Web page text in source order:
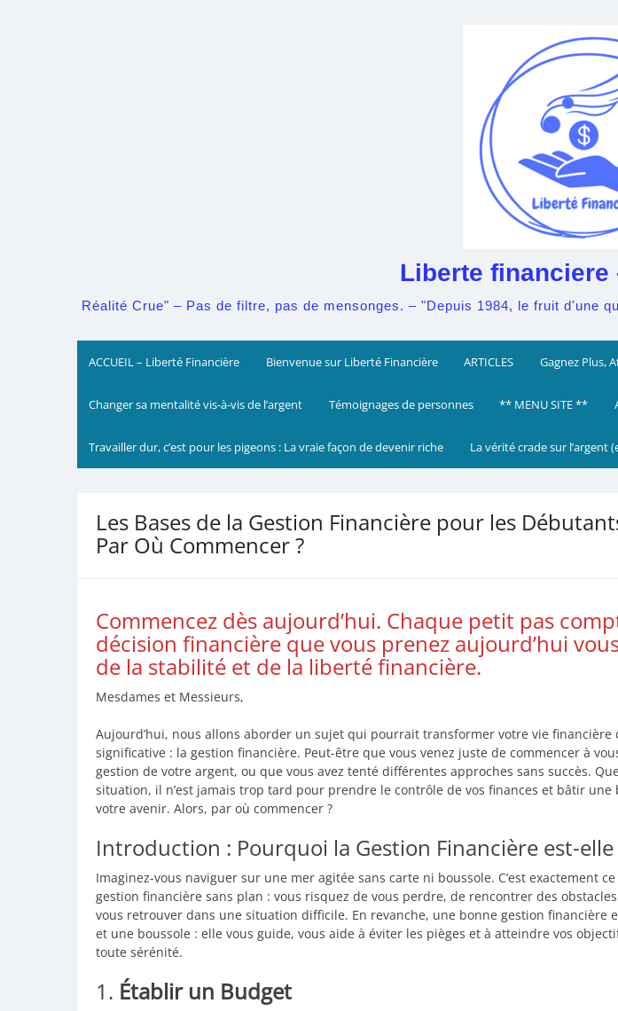
Liberte financiere
Réalité Crue" – Pas de filtre, pas de mensonges. – "Depuis 1984, le fruit d'une
ACCUEIL – Liberté Financière Bienvenue sur Liberté Financière ARTICLES Gagnez Plus,
Changer sa mentalité vis-à-vis de l’argent Témoignages de personnes ** MENU SITE **
Travailler dur, c’est pour les pigeons : La vraie façon de devenir riche La vérité crade sur l’argent
Les Bases de la Gestion Financière pour les
Par Où Commencer ?
Commencez dès aujourd’hui. Chaque petit pas
décision financière que vous prenez aujourd’hui
de la stabilité et de la liberté financière.
Mesdames et Messieurs,
Aujourd’hui, nous allons aborder un sujet qui pourrait transformer votre vie financière
significative : la gestion financière. Peut-être que vous venez juste de commencer à
gestion de votre argent, ou que vous avez tenté différentes approches sans succès.
situation, il n’est jamais trop tard pour prendre le contrôle de vos finances et bâtir une
votre avenir. Alors, par où commencer ?
Introduction : Pourquoi la Gestion Financière est-elle
Imaginez-vous naviguer sur une mer agitée sans carte ni boussole. C’est exactement
gestion financière sans plan : vous risquez de vous perdre, de rencontrer des
vous retrouver dans une situation difficile. En revanche, une bonne gestion financière
et une boussole : elle vous guide, vous aide à éviter les pièges et à atteindre vos
toute sérénité.
1. Établir un Budget